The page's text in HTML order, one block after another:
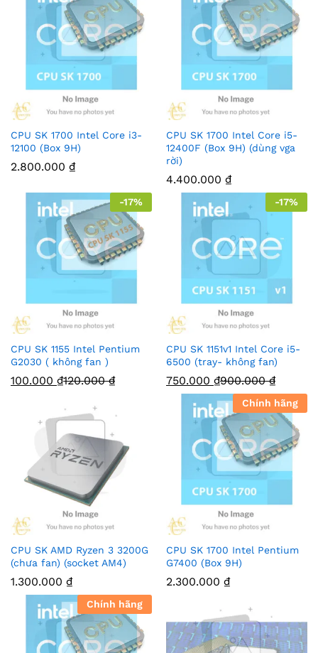
CPU SK 1700 Intel Core i3-
12100 (Box 9H)
2.800.000 ₫
CPU SK 1700 Intel Core i5-
12400F (Box 9H) (dùng vga
rời)
4.400.000 ₫
-17%
CPU SK 1155 Intel Pentium
G2030 ( không fan )
100.000 ₫120.000₫
-17%
CPU SK 1151v1 Intel Core i5-
6500 (tray- không fan)
750.000 ₫900.000₫
CPU SK AMD Ryzen 3 3200G
(chưa fan) (socket AM4)
1.300.000 ₫
Chính hãng
CPU SK 1700 Intel Pentium
G7400 (Box 9H)
2.300.000 ₫
Chính hãng